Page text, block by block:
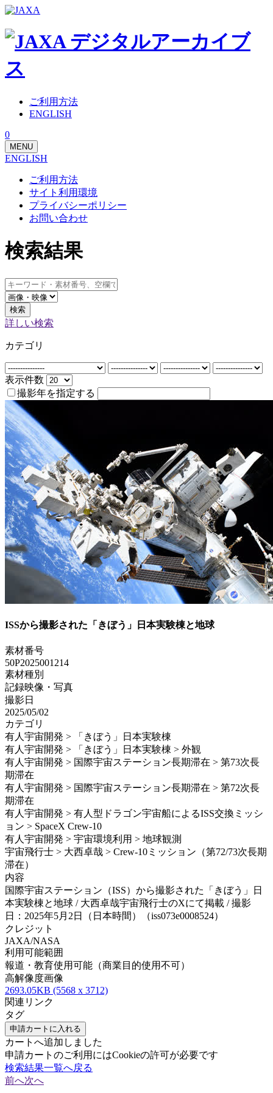
ご利用方法
ENGLISH
0
MENU
ENGLISH
ご利用方法
サイト利用環境
プライバシーポリシー
お問い合わせ
検索結果
検索
詳しい検索
カテゴリ
表示件数
撮影年を指定する
ISSから撮影された「きぼう」日本実験棟と地球
素材番号
50P2025001214
素材種別
記録映像・写真
撮影日
2025/05/02
カテゴリ
有人宇宙開発 > 「きぼう」日本実験棟
有人宇宙開発 > 「きぼう」日本実験棟 > 外観
有人宇宙開発 > 国際宇宙ステーション長期滞在 > 第73次長
期滞在
有人宇宙開発 > 国際宇宙ステーション長期滞在 > 第72次長
期滞在
有人宇宙開発 > 有人型ドラゴン宇宙船によるISS交換ミッシ
ョン > SpaceX Crew-10
有人宇宙開発 > 宇宙環境利用 > 地球観測
宇宙飛行士 > 大西卓哉 > Crew-10ミッション（第72/73次長期
滞在）
内容
国際宇宙ステーション（ISS）から撮影された「きぼう」日
本実験棟と地球 / 大西卓哉宇宙飛行士のXにて掲載 / 撮影
日：2025年5月2日（日本時間）（iss073e0008524）
クレジット
JAXA/NASA
利用可能範囲
報道・教育使用可能（商業目的使用不可）
高解像度画像
2693.05KB (5568 x 3712)
関連リンク
タグ
申請カートに入れる
カートへ追加しました
申請カートのご利用にはCookieの許可が必要です
検索結果一覧へ戻る
前へ次へ